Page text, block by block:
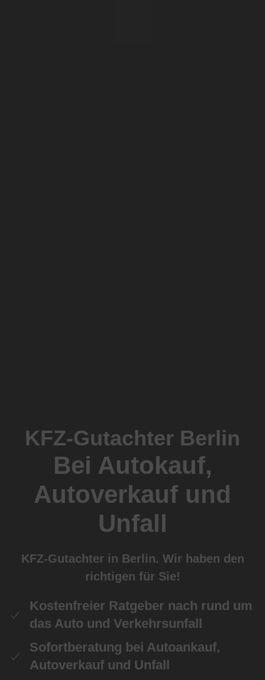
KFZ-Gutachter Berlin
Bei Autokauf,
Autoverkauf und
Unfall
KFZ-Gutachter in Berlin. Wir haben den
richtigen für Sie!
Kostenfreier Ratgeber nach rund um
das Auto und Verkehrsunfall
Sofortberatung bei Autoankauf,
Autoverkauf und Unfall